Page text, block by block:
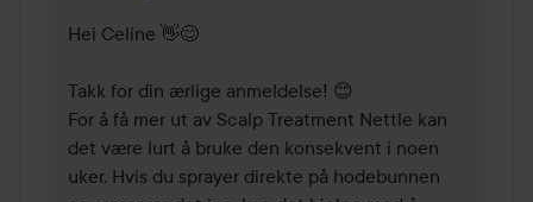
Hei Celine 👋😊
Takk for din ærlige anmeldelse! 😊
For å få mer ut av Scalp Treatment Nettle kan
det være lurt å bruke den konsekvent i noen
uker. Hvis du sprayer direkte på hodebunnen